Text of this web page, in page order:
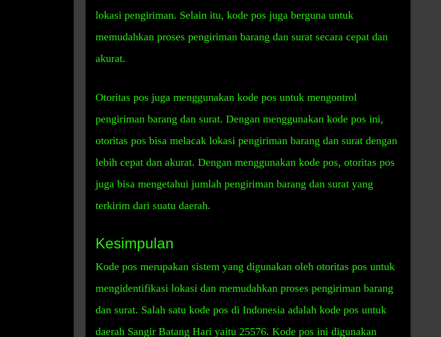
lokasi pengiriman. Selain itu, kode pos juga berguna untuk
memudahkan proses pengiriman barang dan surat secara cepat dan
akurat.
Otoritas pos juga menggunakan kode pos untuk mengontrol
pengiriman barang dan surat. Dengan menggunakan kode pos ini,
otoritas pos bisa melacak lokasi pengiriman barang dan surat dengan
lebih cepat dan akurat. Dengan menggunakan kode pos, otoritas pos
juga bisa mengetahui jumlah pengiriman barang dan surat yang
terkirim dari suatu daerah.
Kesimpulan
Kode pos merupakan sistem yang digunakan oleh otoritas pos untuk
mengidentifikasi lokasi dan memudahkan proses pengiriman barang
dan surat. Salah satu kode pos di Indonesia adalah kode pos untuk
daerah Sangir Batang Hari yaitu 25576. Kode pos ini digunakan